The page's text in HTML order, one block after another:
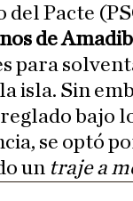
del Pacte
de
para
isla. Sin
bajo
se optó
un traje a